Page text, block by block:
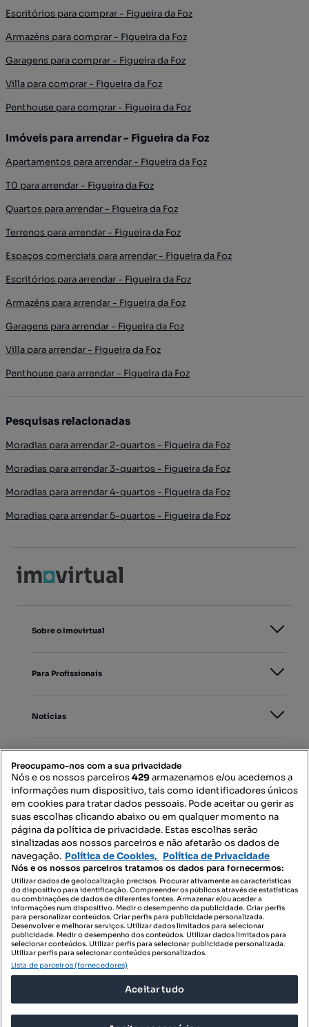
Escritórios para comprar - Figueira da Foz
Armazéns para comprar - Figueira da Foz
Garagens para comprar - Figueira da Foz
Villa para comprar - Figueira da Foz
Penthouse para comprar - Figueira da Foz
Imóveis para arrendar - Figueira da Foz
Apartamentos para arrendar - Figueira da Foz
T0 para arrendar - Figueira da Foz
Quartos para arrendar - Figueira da Foz
Terrenos para arrendar - Figueira da Foz
Espaços comerciais para arrendar - Figueira da Foz
Escritórios para arrendar - Figueira da Foz
Armazéns para arrendar - Figueira da Foz
Garagens para arrendar - Figueira da Foz
Villa para arrendar - Figueira da Foz
Penthouse para arrendar - Figueira da Foz
Pesquisas relacionadas
Moradias para arrendar 2-quartos - Figueira da Foz
Moradias para arrendar 3-quartos - Figueira da Foz
Moradias para arrendar 4-quartos - Figueira da Foz
Moradias para arrendar 5-quartos - Figueira da Foz
Sobre o Imovirtual
Para Profissionais
Notícias
Mapa do Site
Contacte-nos
SIGA-NOS:
DESCARREGAR NA:
Preocupamo-nos com a sua privacidade
Nós e os nossos parceiros429armazenamos e/ou acedemos a
informações num dispositivo, tais como identificadores únicos
em cookies para tratar dados pessoais. Pode aceitar ou gerir as
suas escolhas clicando abaixo ou em qualquer momento na
página da política de privacidade. Estas escolhas serão
sinalizadas aos nossos parceiros e não afetarão os dados de
navegação. Política de Cookies, Política de Privacidade
Nós e os nossos parceiros tratamos os dados para fornecermos:
Utilizar dados de geolocalização precisos. Procurar ativamente as características
do dispositivo para identificação. Compreender os públicos através de estatísticas
ou combinações de dados de diferentes fontes. Armazenar e/ou aceder a
informações num dispositivo. Medir o desempenho da publicidade. Criar perfis
para personalizar conteúdos. Criar perfis para publicidade personalizada.
Desenvolver e melhorar serviços. Utilizar dados limitados para selecionar
publicidade. Medir o desempenho dos conteúdos. Utilizar dados limitados para
selecionar conteúdos. Utilizar perfis para selecionar publicidade personalizada.
Utilizar perfis para selecionar conteúdos personalizados.
Lista de parceiros (fornecedores)
Aceitar tudo